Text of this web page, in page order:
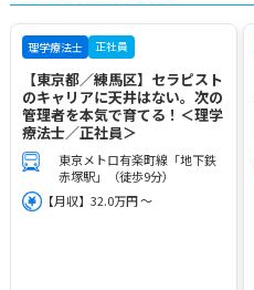
理学療法士 正社員
【東京都／練馬区】セラピスト
のキャリアに天井はない。次の
管理者を本気で育てる！＜理学
療法士／正社員＞
東京メトロ有楽町線「地下鉄
赤塚駅」（徒歩9分）
【月収】32.0万円 ～